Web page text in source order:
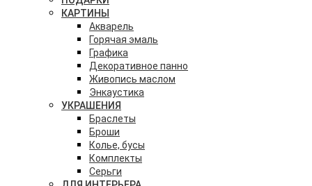
КАРТИНЫ
Акварель
Горячая эмаль
Графика
Декоративное панно
Живопись маслом
Энкаустика
УКРАШЕНИЯ
Браслеты
Броши
Колье, бусы
Комплекты
Серьги